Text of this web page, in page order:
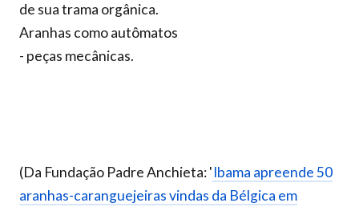
de sua trama orgânica.
Aranhas como autômatos
- peças mecânicas.
(Da Fundação Padre Anchieta: 'Ibama apreende 50
aranhas-caranguejeiras vindas da Bélgica em